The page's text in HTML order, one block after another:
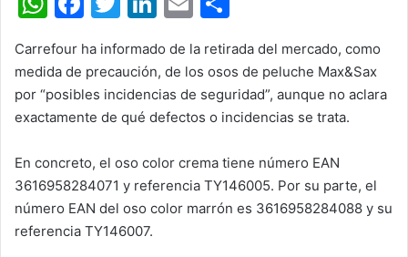
at
s
A
p
c
e
b
o
k
itt
er
k
e
dI
n
ai
l
m
p
ar
Carrefour ha informado de la retirada del mercado, como
medida de precaución, de los osos de peluche Max&Sax
por “posibles incidencias de seguridad”, aunque no aclara
exactamente de qué defectos o incidencias se trata.
En concreto, el oso color crema tiene número EAN
3616958284071 y referencia TY146005. Por su parte, el
número EAN del oso color marrón es 3616958284088 y su
referencia TY146007.